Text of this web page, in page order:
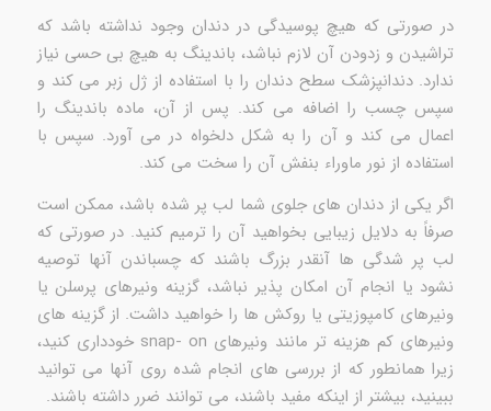
در صورتی که هیچ پوسیدگی در دندان وجود نداشته باشد که
تراشیدن و زدودن آن لازم نباشد، باندینگ به هیچ بی حسی نیاز
ندارد. دندانپزشک سطح دندان را با استفاده از ژل زبر می کند و
سپس چسب را اضافه می کند. پس از آن، ماده باندینگ را
اعمال می کند و آن را به شکل دلخواه در می آورد. سپس با
استفاده از نور ماوراء بنفش آن را سخت می کند.
اگر یکی از دندان های جلوی شما لب پر شده باشد، ممکن است
صرفاً به دلایل زیبایی بخواهید آن را ترمیم کنید. در صورتی که
لب پر شدگی ها آنقدر بزرگ باشند که چسباندن آنها توصیه
نشود یا انجام آن امکان پذیر نباشد، گزینه ونیرهای پرسلن یا
ونیرهای کامپوزیتی یا روکش ها را خواهید داشت. از گزینه های
ونیرهای کم هزینه تر مانند ونیرهای snap- on خودداری کنید،
زیرا همانطور که از بررسی های انجام شده روی آنها می توانید
ببینید، بیشتر از اینکه مفید باشند، می توانند ضرر داشته باشند.